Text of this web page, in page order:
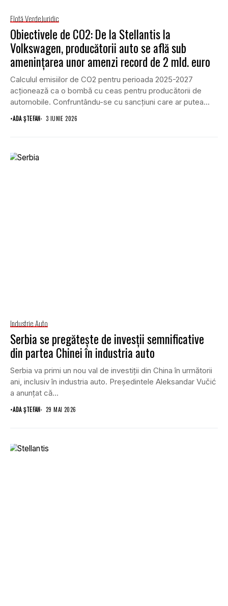
Flotă VerdeJuridic
Obiectivele de CO2: De la Stellantis la
Volkswagen, producătorii auto se află sub
amenințarea unor amenzi record de 2 mld. euro
Calculul emisiilor de CO2 pentru perioada 2025-2027
acționează ca o bombă cu ceas pentru producătorii de
automobile. Confruntându-se cu sancțiuni care ar putea...
•ADA ȘTEFAN 3 IUNIE 2026
Industrie Auto
Serbia se pregătește de invesții semnificative
din partea Chinei în industria auto
Serbia va primi un nou val de investiții din China în următorii
ani, inclusiv în industria auto. Președintele Aleksandar Vučić
a anunțat că...
•ADA ȘTEFAN 29 MAI 2026